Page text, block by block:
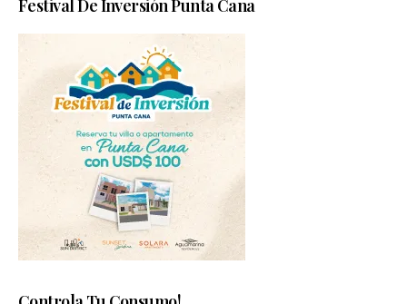
Festival De Inversión Punta Cana